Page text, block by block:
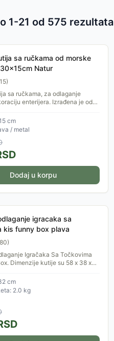
1-21 od 575 rezultata
sa ručkama od morske
Natur
15)
sa ručkama, za odlaganje
enterijera. Izrađena je od
cm
/ metal
Dodaj u korpu
igracaka sa
kis funny box plava
80)
Igračaka Sa Točkovima
Dimenzije kutije su 58 x 38 x
cm
2.0 kg